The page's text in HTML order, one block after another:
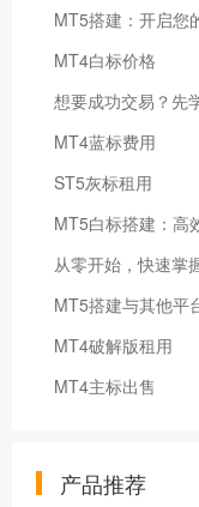
MT5搭建：开启您
MT4白标价格
想要成功交易？先
MT4蓝标费用
ST5灰标租用
MT5白标搭建：高
从零开始，快速掌
MT5搭建与其他平
MT4破解版租用
MT4主标出售
产品推荐